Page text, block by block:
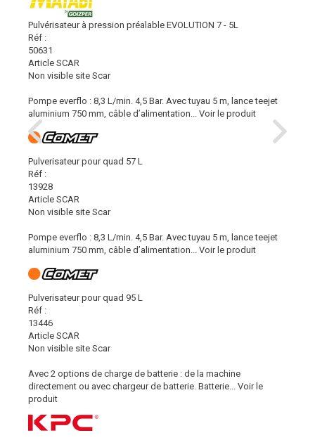
Pulvérisateur à pression préalable EVOLUTION 7 - 5L
Réf :
50631
Article SCAR
Non visible site Scar
Pompe everflo : 8,3 L/min. 4,5 Bar. Avec tuyau 5 m, lance teejet
aluminium 750 mm, câble d’alimentation...
Voir le produit
Pulverisateur pour quad 57 L
Réf :
13928
Article SCAR
Non visible site Scar
Pompe everflo : 8,3 L/min. 4,5 Bar. Avec tuyau 5 m, lance teejet
aluminium 750 mm, câble d’alimentation...
Voir le produit
Pulverisateur pour quad 95 L
Réf :
13446
Article SCAR
Non visible site Scar
Avec 2 options de charge de batterie : de la machine
directement ou avec chargeur de batterie. Batterie...
Voir le
produit